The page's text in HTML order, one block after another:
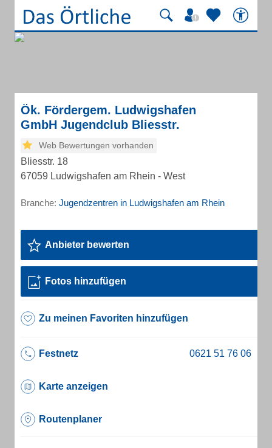
Ök. Fördergem. Ludwigshafen
GmbH Jugendclub Bliesstr.
Web Bewertungen vorhanden
Bliesstr. 18
67059 Ludwigshafen am Rhein - West
Branche: Jugendzentren in Ludwigshafen am Rhein
Anbieter bewerten
Fotos hinzufügen
Zu meinen Favoriten hinzufügen
Festnetz
Karte anzeigen
Routenplaner